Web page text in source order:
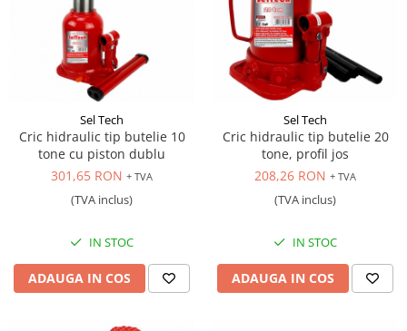
Sel Tech
Cric hidraulic tip butelie 10
tone cu piston dublu
301,65 RON + TVA
(TVA inclus)
IN STOC
ADAUGA IN COS
Sel Tech
Cric hidraulic tip butelie 20
tone, profil jos
208,26 RON + TVA
(TVA inclus)
IN STOC
ADAUGA IN COS